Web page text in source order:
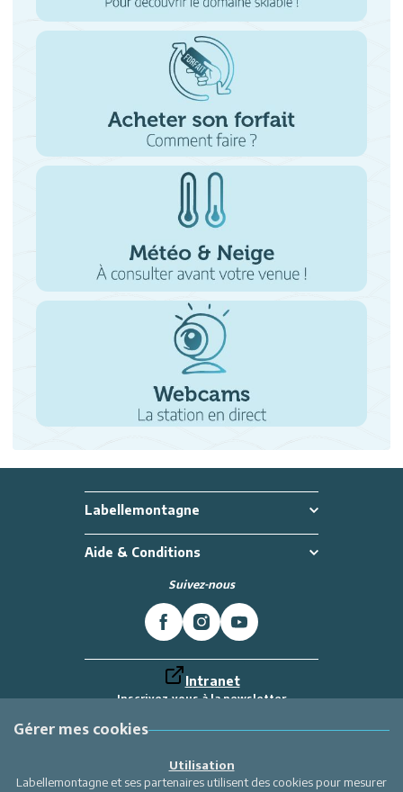
Labellemontagne
Aide & Conditions
Suivez-nous
Intranet
Inscrivez-vous à la newsletter
Labellemontagne
Gérer mes cookies
Utilisation
Labellemontagne et ses partenaires utilisent des cookies pour mesurer